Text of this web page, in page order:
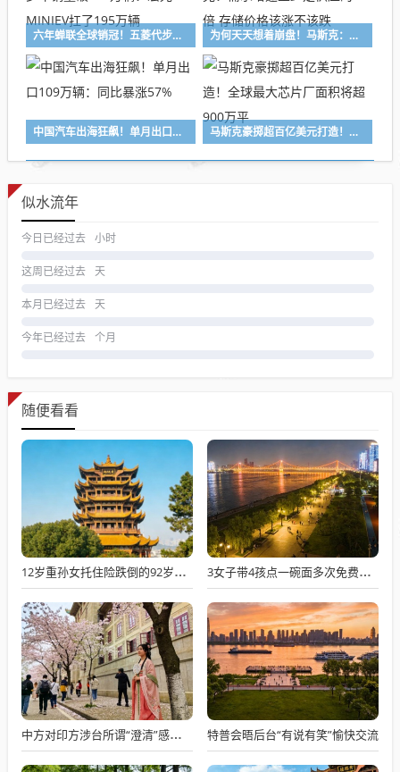
六年蝉联全球销冠！五菱代步车销量破300万辆：宏光MINIEV扛了195万辆 为何天天想着崩盘！马斯克：需求增速至少是供应的10倍 存储价格该涨不该跌
中国汽车出海狂飙！单月出口109万辆：同比暴涨57% 马斯克豪掷超百亿美元打造！全球最大芯片厂面积将超900万平
似水流年
今日已经过去 小时
这周已经过去 天
本月已经过去 天
今年已经过去 个月
随便看看
12岁重孙女托住险跌倒的92岁太爷爷 3女子带4孩点一碗面多次免费续面
中方对印方涉台所谓“澄清”感到意外 特普会晤后台“有说有笑”愉快交流